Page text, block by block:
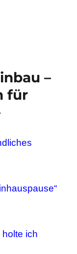
–
für
ich